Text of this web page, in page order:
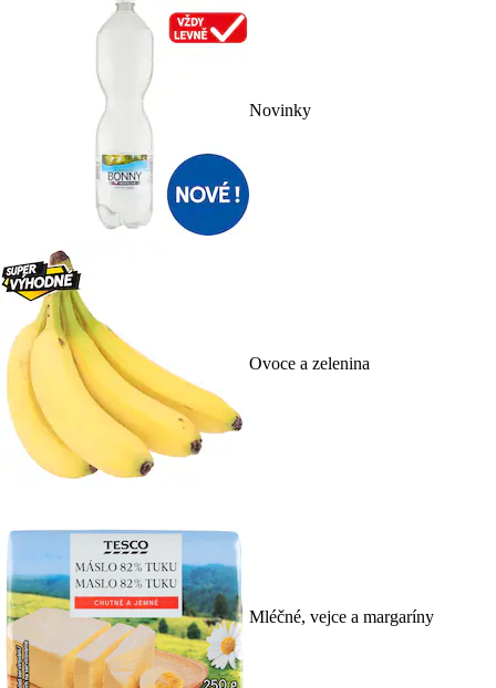
Novinky
Ovoce a zelenina
Mléčné, vejce a margaríny